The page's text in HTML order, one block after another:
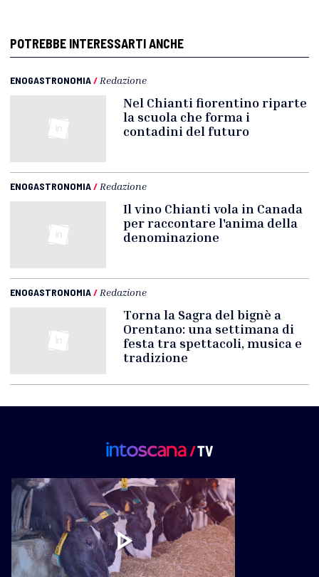
POTREBBE INTERESSARTI ANCHE
ENOGASTRONOMIA/ Redazione
Nel Chianti fiorentino riparte
la scuola che forma i
contadini del futuro
ENOGASTRONOMIA/ Redazione
Il vino Chianti vola in Canada
per raccontare l'anima della
denominazione
ENOGASTRONOMIA/ Redazione
Torna la Sagra del bignè a
Orentano: una settimana di
festa tra spettacoli, musica e
tradizione